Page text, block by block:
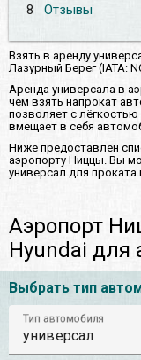
8
Отзывы
Взять в аренду
Лазурный Берег (IATA:
Аренда универсала в
чем взять напрокат
позволяет с
вмещает в себя
Ниже предоставлен
аэропорту Ниццы. Вы
универсал для проката
Аэропорт
Hyundai для
Выбрать тип
Тип автомобиля
универсал